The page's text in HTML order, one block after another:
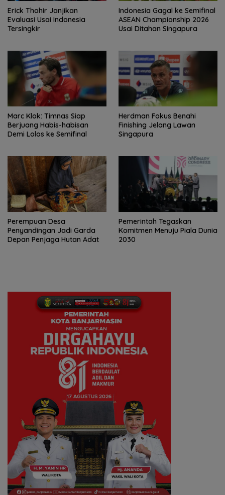
Erick Thohir Janjikan
Evaluasi Usai Indonesia
Tersingkir
Indonesia Gagal ke Semifinal
ASEAN Championship 2026
Usai Ditahan Singapura
Marc Klok: Timnas Siap
Berjuang Habis-habisan
Demi Lolos ke Semifinal
Herdman Fokus Benahi
Finishing Jelang Lawan
Singapura
Perempuan Desa
Penyandingan Jadi Garda
Depan Penjaga Hutan Adat
Pemerintah Tegaskan
Komitmen Menuju Piala Dunia
2030